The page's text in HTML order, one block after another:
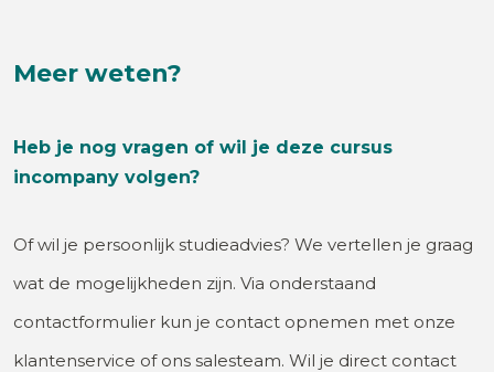
Meer weten?
Heb je nog vragen of wil je deze cursus
incompany volgen?
Of wil je persoonlijk studieadvies? We vertellen je graag
wat de mogelijkheden zijn. Via onderstaand
contactformulier kun je contact opnemen met onze
klantenservice of ons salesteam. Wil je direct contact